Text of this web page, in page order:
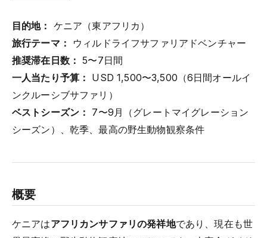
目的地： ケニア（東アフリカ）
旅行テーマ：
ウィルドライフサファリアドベンチャー
推奨滞在日数： 5〜7日間
一人当たり予算： USD 1,500〜3,500（6日間オールイ
ンクルーシブサファリ）
ベストシーズン： 7〜9月（グレートマイグレーション
シーズン）、乾季、最高の野生動物観察条件
概要
ケニアはアフリカンサファリの発祥地であり、現在も世